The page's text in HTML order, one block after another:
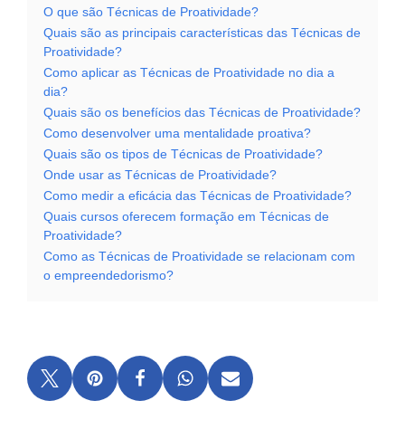
O que são Técnicas de Proatividade?
Quais são as principais características das Técnicas de
Proatividade?
Como aplicar as Técnicas de Proatividade no dia a
dia?
Quais são os benefícios das Técnicas de Proatividade?
Como desenvolver uma mentalidade proativa?
Quais são os tipos de Técnicas de Proatividade?
Onde usar as Técnicas de Proatividade?
Como medir a eficácia das Técnicas de Proatividade?
Quais cursos oferecem formação em Técnicas de
Proatividade?
Como as Técnicas de Proatividade se relacionam com
o empreendedorismo?